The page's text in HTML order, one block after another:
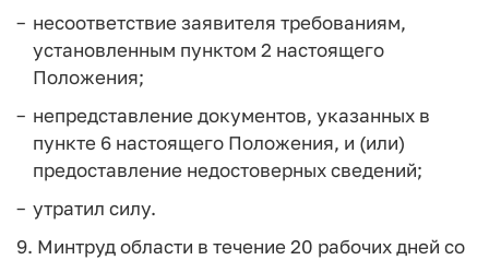
несоответствие заявителя требованиям,
установленным пунктом 2 настоящего
Положения;
непредставление документов, указанных в
пункте 6 настоящего Положения, и (или)
предоставление недостоверных сведений;
утратил силу.
9. Минтруд области в течение 20 рабочих дней со